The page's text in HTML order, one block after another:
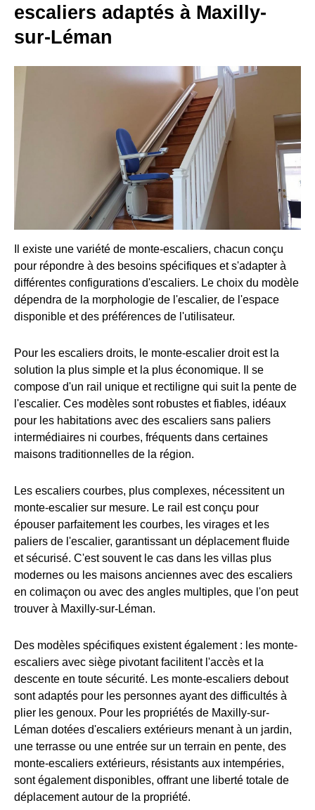
escaliers adaptés à Maxilly-
sur-Léman
Il existe une variété de monte-escaliers, chacun conçu
pour répondre à des besoins spécifiques et s'adapter à
différentes configurations d'escaliers. Le choix du modèle
dépendra de la morphologie de l'escalier, de l'espace
disponible et des préférences de l'utilisateur.
Pour les escaliers droits, le monte-escalier droit est la
solution la plus simple et la plus économique. Il se
compose d'un rail unique et rectiligne qui suit la pente de
l'escalier. Ces modèles sont robustes et fiables, idéaux
pour les habitations avec des escaliers sans paliers
intermédiaires ni courbes, fréquents dans certaines
maisons traditionnelles de la région.
Les escaliers courbes, plus complexes, nécessitent un
monte-escalier sur mesure. Le rail est conçu pour
épouser parfaitement les courbes, les virages et les
paliers de l'escalier, garantissant un déplacement fluide
et sécurisé. C'est souvent le cas dans les villas plus
modernes ou les maisons anciennes avec des escaliers
en colimaçon ou avec des angles multiples, que l'on peut
trouver à Maxilly-sur-Léman.
Des modèles spécifiques existent également : les monte-
escaliers avec siège pivotant facilitent l'accès et la
descente en toute sécurité. Les monte-escaliers debout
sont adaptés pour les personnes ayant des difficultés à
plier les genoux. Pour les propriétés de Maxilly-sur-
Léman dotées d'escaliers extérieurs menant à un jardin,
une terrasse ou une entrée sur un terrain en pente, des
monte-escaliers extérieurs, résistants aux intempéries,
sont également disponibles, offrant une liberté totale de
déplacement autour de la propriété.